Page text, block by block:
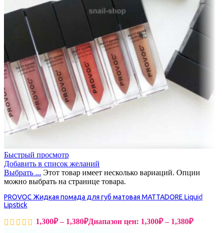
Быстрый просмотр
Добавить в список желаний
Выбрать ... Этот товар имеет несколько вариаций. Опции
можно выбрать на странице товара.
PROVOC Жидкая помада для губ матовая MATTADORE Liquid
Lipstick
1,300₽ – 1,380₽Диапазон цен: 1,300₽ – 1,380₽